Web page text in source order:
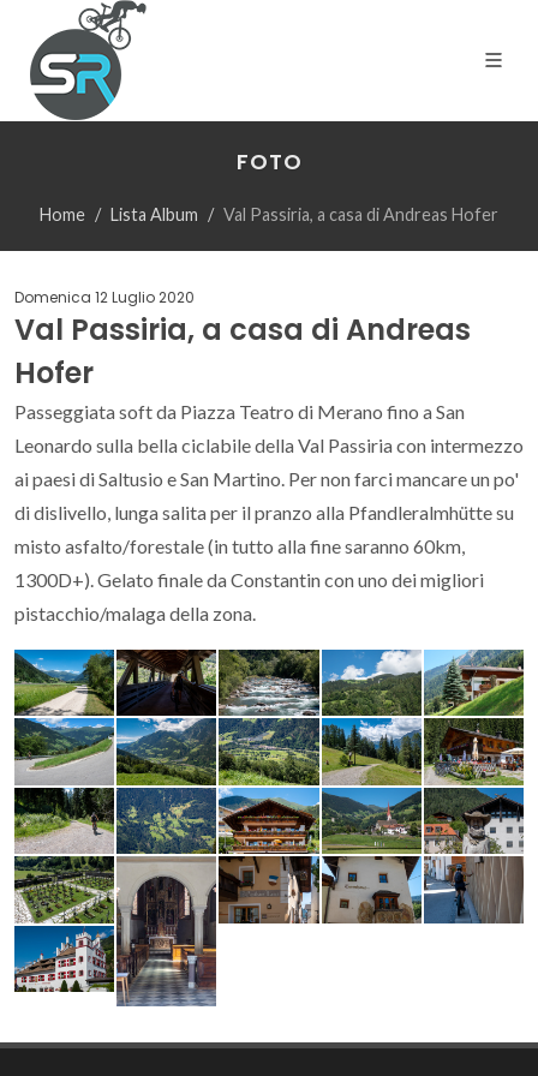
FOTO
Home Lista Album Val Passiria, a casa di Andreas Hofer
Domenica 12 Luglio 2020
Val Passiria, a casa di Andreas
Hofer
Passeggiata soft da Piazza Teatro di Merano fino a San
Leonardo sulla bella ciclabile della Val Passiria con intermezzo
ai paesi di Saltusio e San Martino. Per non farci mancare un po'
di dislivello, lunga salita per il pranzo alla Pfandleralmhütte su
misto asfalto/forestale (in tutto alla fine saranno 60km,
1300D+). Gelato finale da Constantin con uno dei migliori
pistacchio/malaga della zona.